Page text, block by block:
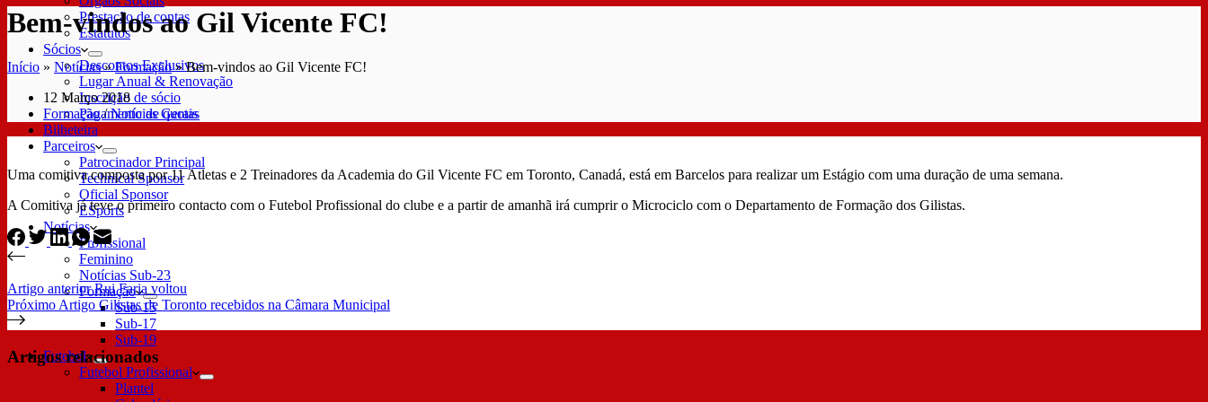
Prestação de contas
Estatutos
Sócios
Descontos Exclusivos
Lugar Anual & Renovação
Inscrição de sócio
Pagamento de quotas
Bilheteira
Parceiros
Patrocinador Principal
Technical Sponsor
Oficial Sponsor
ESports
Notícias
Profissional
Feminino
Notícias Sub-23
Formação
Sub-15
Sub-17
Sub-19
Futebol
Futebol Profissional
Plantel
Bem-vindos ao Gil Vicente FC!
Início » Notícias»Formação»Bem-vindos ao Gil Vicente FC!
12 Março 2018
Formação/Notícias Gerais
Uma comitiva composta por 11 Atletas e 2 Treinadores da Academia do Gil Vicente FC em Toronto, Canadá, está em Barcelos para realizar um Estágio com uma duração de uma semana.
A Comitiva já teve o primeiro contacto com o Futebol Profissional do clube e a partir de amanhã irá cumprir o Microciclo com o Departamento de Formação dos Gilistas.
Artigo anteriorRui Faria voltou
Próximo Artigo Gilistas de Toronto recebidos na Câmara Municipal
Artigos relacionados